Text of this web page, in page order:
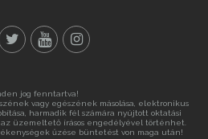
jog fenntartva!
vagy egészének másolása, elektronikus
harmadik fél számára nyújtott oktatási
az üzemeltető írásos engedélyével történhet.
űzése büntetést von maga után!